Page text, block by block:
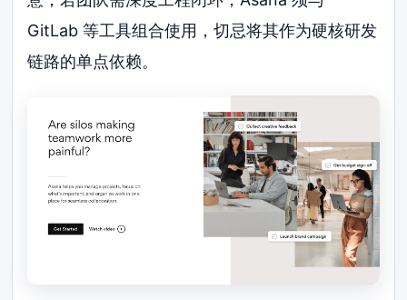
GitLab 等工具组合使用，切忌将其作为硬核研发
链路的单点依赖。